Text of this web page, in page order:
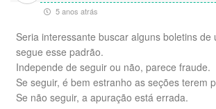
5 anos atrás
Seria interessante buscar alguns boletins de
segue esse padrão.
Independe de seguir ou não, parece fraude.
Se seguir, é bem estranho as seções terem
Se não seguir, a apuração está errada.